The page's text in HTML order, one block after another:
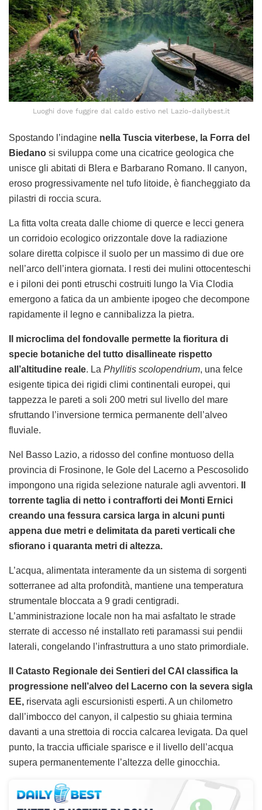
Luoghi dove fuggire dal caldo estivo nel Lazio-dailybest.it
Spostando l’indagine nella Tuscia viterbese, la Forra del
Biedano si sviluppa come una cicatrice geologica che
unisce gli abitati di Blera e Barbarano Romano. Il canyon,
eroso progressivamente nel tufo litoide, è fiancheggiato da
pilastri di roccia scura.
La fitta volta creata dalle chiome di querce e lecci genera
un corridoio ecologico orizzontale dove la radiazione
solare diretta colpisce il suolo per un massimo di due ore
nell’arco dell’intera giornata. I resti dei mulini ottocenteschi
e i piloni dei ponti etruschi costruiti lungo la Via Clodia
emergono a fatica da un ambiente ipogeo che decompone
rapidamente il legno e cannibalizza la pietra.
Il microclima del fondovalle permette la fioritura di
specie botaniche del tutto disallineate rispetto
all’altitudine reale. La Phyllitis scolopendrium, una felce
esigente tipica dei rigidi climi continentali europei, qui
tappezza le pareti a soli 200 metri sul livello del mare
sfruttando l’inversione termica permanente dell’alveo
fluviale.
Nel Basso Lazio, a ridosso del confine montuoso della
provincia di Frosinone, le Gole del Lacerno a Pescosolido
impongono una rigida selezione naturale agli avventori.
torrente taglia di netto i contrafforti dei Monti Ernici
creando una fessura carsica larga in alcuni punti
appena due metri e delimitata da pareti verticali che
sfiorano i quaranta metri di altezza.
L’acqua, alimentata interamente da un sistema di sorgenti
sotterranee ad alta profondità, mantiene una temperatura
strumentale bloccata a 9 gradi centigradi.
L’amministrazione locale non ha mai asfaltato le strade
sterrate di accesso né installato reti paramassi sui pendii
laterali, congelando l’infrastruttura a uno stato primordiale.
Il Catasto Regionale dei Sentieri del CAI classifica la
progressione nell’alveo del Lacerno con la severa sigla
EE, riservata agli escursionisti esperti. A un chilometro
dall’imbocco del canyon, il calpestio su ghiaia termina
davanti a una strettoia di roccia calcarea levigata. Da quel
punto, la traccia ufficiale sparisce e il livello dell’acqua
supera permanentemente l’altezza delle ginocchia.